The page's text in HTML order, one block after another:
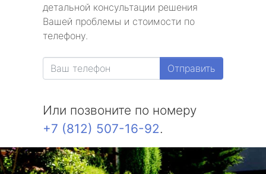
детальной консультации решения
Вашей проблемы и стоимости по
телефону.
Отправить
Или позвоните по номеру
+7 (812) 507-16-92.